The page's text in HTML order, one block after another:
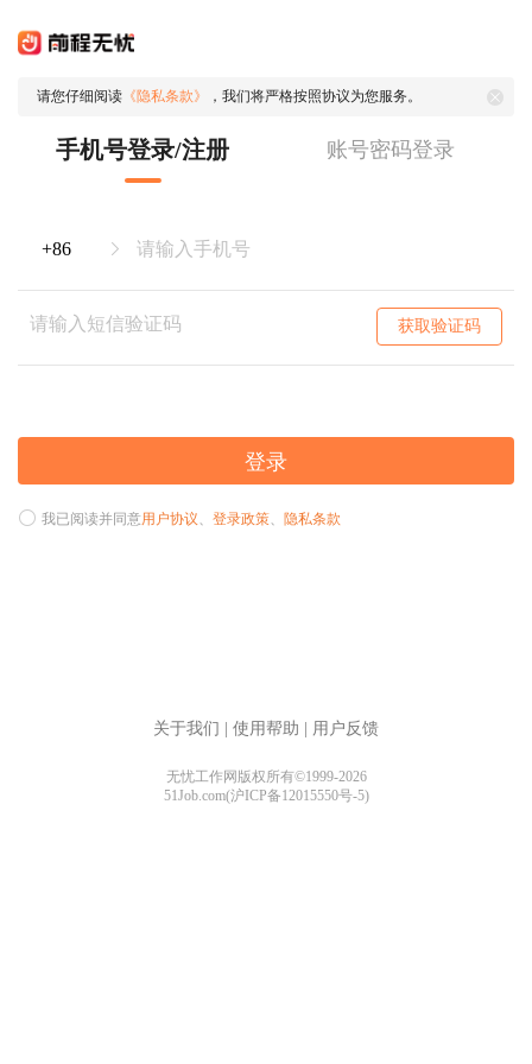
请您仔细阅读 《隐私条款》 ，我们将严格按照协议为您服务。
手机号登录/注册 账号密码登录
获取验证码
登录
我已阅读并同意用户协议、 登录政策、 隐私条款
关于我们 使用帮助 用户反馈
无忧工作网版权所有©1999-2026
51Job.com(沪ICP备12015550号-5)